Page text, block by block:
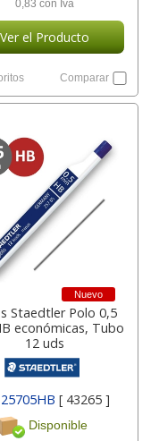
0,83 con Iva
Ver el Producto
Comparar
Nuevo
Staedtler Polo 0,5
económicas, Tubo
12 uds
[ 43265 ]
Disponible